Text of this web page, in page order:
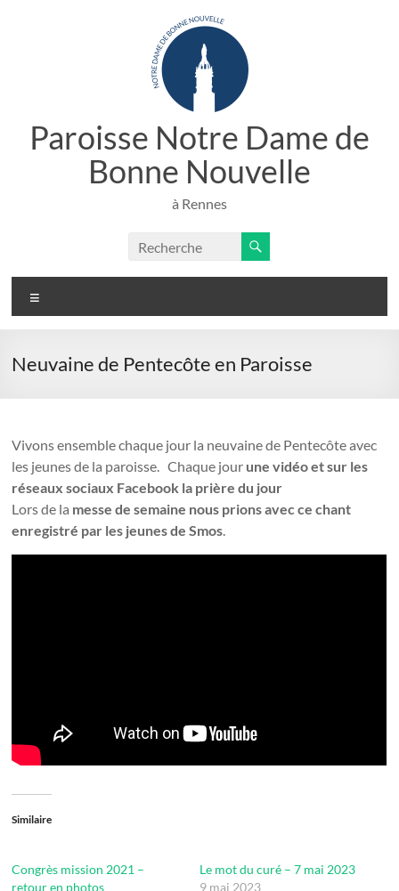
Paroisse Notre Dame de
Bonne Nouvelle
à Rennes
Neuvaine de Pentecôte en Paroisse
Vivons ensemble chaque jour la neuvaine de Pentecôte avec
les jeunes de la paroisse. Chaque jour une vidéo et sur les
réseaux sociaux Facebook la prière du jour
Lors de la messe de semaine nous prions avec ce chant
enregistré par les jeunes de Smos.
Similaire
Congrès mission 2021 –
retour en photos
Le mot du curé – 7 mai 2023
9 mai 2023